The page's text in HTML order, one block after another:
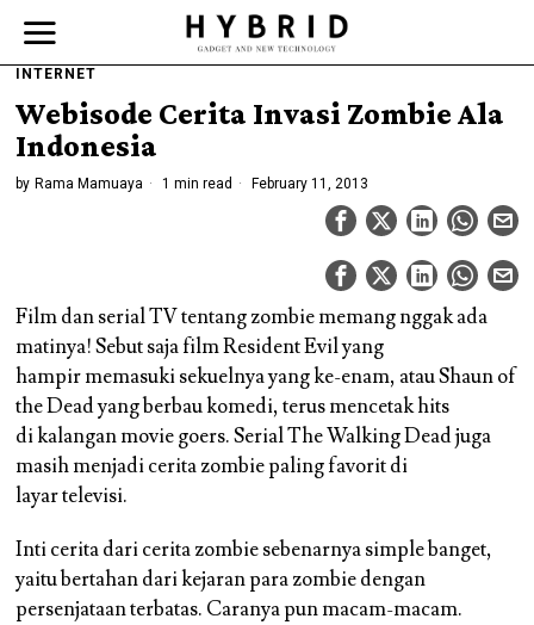
INTERNET
Webisode Cerita Invasi Zombie Ala
Indonesia
by Rama Mamuaya 1 min read February 11, 2013
Film dan serial TV tentang zombie memang nggak ada
matinya! Sebut saja film Resident Evil yang
hampir memasuki sekuelnya yang ke-enam, atau Shaun of
the Dead yang berbau komedi, terus mencetak hits
di kalangan movie goers. Serial The Walking Dead juga
masih menjadi cerita zombie paling favorit di
layar televisi.
Inti cerita dari cerita zombie sebenarnya simple banget,
yaitu bertahan dari kejaran para zombie dengan
persenjataan terbatas. Caranya pun macam-macam.